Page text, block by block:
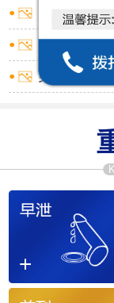
男性包皮红
男性包皮过
男性包皮环